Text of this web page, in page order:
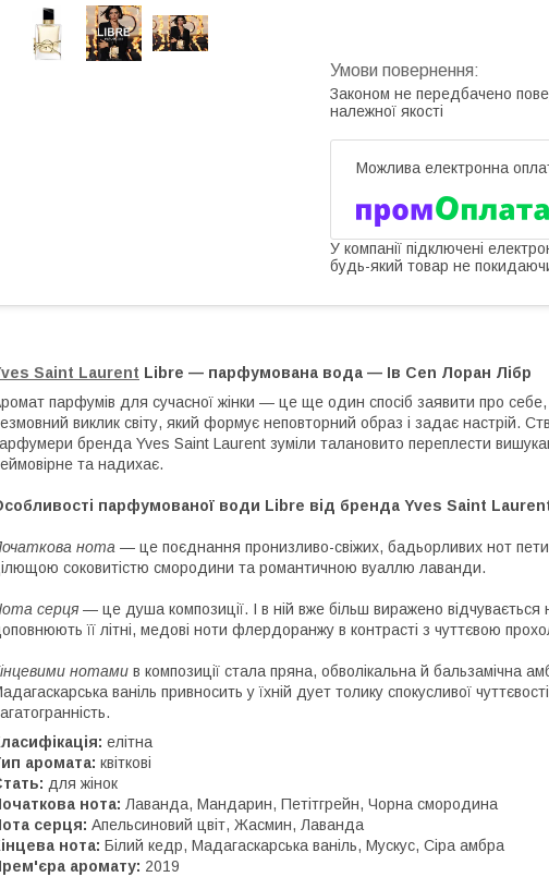
Законом не передбачено
належної якості
У компанії підключені
будь-який товар не
Saint Laurent Libre — парфумована вода — Ів Cen Лоран Лібр
парфумів для сучасної жінки — це ще один спосіб заявити про себе,
виклик світу, який формує неповторний образ і задає настрій.
бренда Yves Saint Laurent зуміли талановито переплести
та надихає.
парфумованої води Libre від бренда Yves Saint
нота — це поєднання пронизливо-свіжих, бадьорливих нот
соковитістю смородини та романтичною вуаллю лаванди.
серця — це душа композиції. І в ній вже більш виражено відчувається
її літні, медові ноти флердоранжу в контрасті з чуттєвою
нотами в композиції стала пряна, обволікальна й бальзамічна
ваніль привносить у їхній дует толику спокусливої
елітна
аромата: квіткові
для жінок
нота: Лаванда, Мандарин, Петітгрейн, Чорна смородина
серця: Апельсиновий цвіт, Жасмин, Лаванда
нота: Білий кедр, Мадагаскарська ваніль, Мускус, Сіра амбра
аромату: 2019